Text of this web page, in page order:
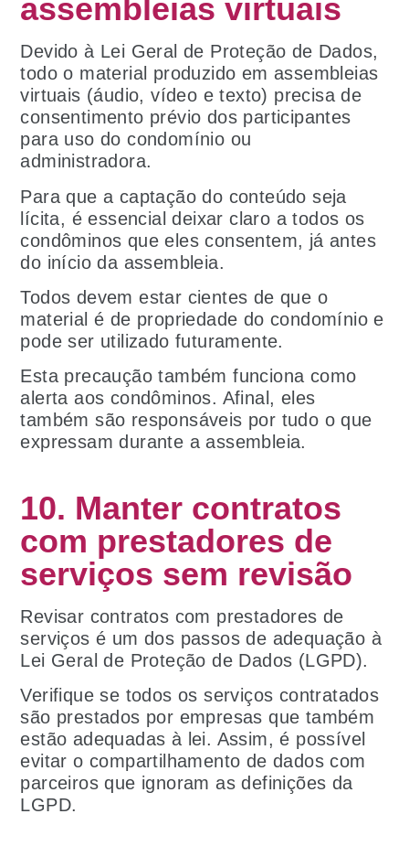
assembleias virtuais
Devido à Lei Geral de Proteção de Dados,
todo o material produzido em assembleias
virtuais (áudio, vídeo e texto) precisa de
consentimento prévio dos participantes
para uso do condomínio ou
administradora.
Para que a captação do conteúdo seja
lícita, é essencial deixar claro a todos os
condôminos que eles consentem, já antes
do início da assembleia.
Todos devem estar cientes de que o
material é de propriedade do condomínio e
pode ser utilizado futuramente.
Esta precaução também funciona como
alerta aos condôminos. Afinal, eles
também são responsáveis por tudo o que
expressam durante a assembleia.
10. Manter contratos
com prestadores de
serviços sem revisão
Revisar contratos com prestadores de
serviços é um dos passos de adequação à
Lei Geral de Proteção de Dados (LGPD).
Verifique se todos os serviços contratados
são prestados por empresas que também
estão adequadas à lei. Assim, é possível
evitar o compartilhamento de dados com
parceiros que ignoram as definições da
LGPD.